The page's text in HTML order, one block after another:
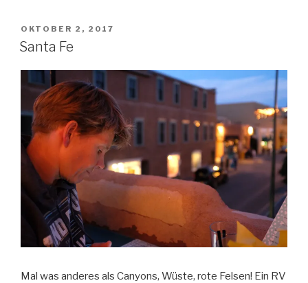
VERÖFFENTLICHT
AM
OKTOBER 2, 2017
Santa Fe
Mal was anderes als Canyons, Wüste, rote Felsen! Ein RV